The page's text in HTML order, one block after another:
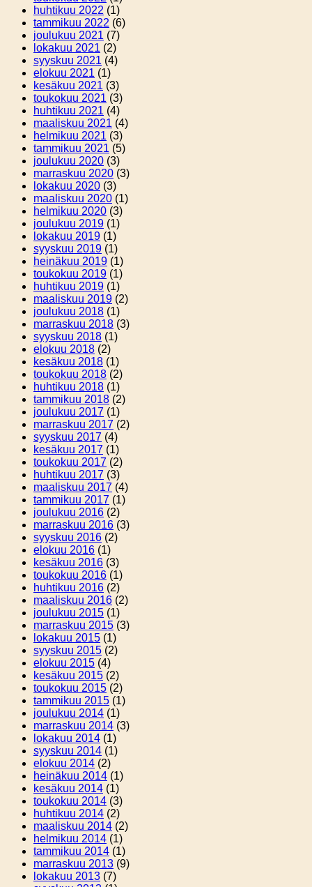
huhtikuu 2022 (1)
tammikuu 2022 (6)
joulukuu 2021 (7)
lokakuu 2021 (2)
syyskuu 2021 (4)
elokuu 2021 (1)
kesäkuu 2021 (3)
toukokuu 2021 (3)
huhtikuu 2021 (4)
maaliskuu 2021 (4)
helmikuu 2021 (3)
tammikuu 2021 (5)
joulukuu 2020 (3)
marraskuu 2020 (3)
lokakuu 2020 (3)
maaliskuu 2020 (1)
helmikuu 2020 (3)
joulukuu 2019 (1)
lokakuu 2019 (1)
syyskuu 2019 (1)
heinäkuu 2019 (1)
toukokuu 2019 (1)
huhtikuu 2019 (1)
maaliskuu 2019 (2)
joulukuu 2018 (1)
marraskuu 2018 (3)
syyskuu 2018 (1)
elokuu 2018 (2)
kesäkuu 2018 (1)
toukokuu 2018 (2)
huhtikuu 2018 (1)
tammikuu 2018 (2)
joulukuu 2017 (1)
marraskuu 2017 (2)
syyskuu 2017 (4)
kesäkuu 2017 (1)
toukokuu 2017 (2)
huhtikuu 2017 (3)
maaliskuu 2017 (4)
tammikuu 2017 (1)
joulukuu 2016 (2)
marraskuu 2016 (3)
syyskuu 2016 (2)
elokuu 2016 (1)
kesäkuu 2016 (3)
toukokuu 2016 (1)
huhtikuu 2016 (2)
maaliskuu 2016 (2)
joulukuu 2015 (1)
marraskuu 2015 (3)
lokakuu 2015 (1)
syyskuu 2015 (2)
elokuu 2015 (4)
kesäkuu 2015 (2)
toukokuu 2015 (2)
tammikuu 2015 (1)
joulukuu 2014 (1)
marraskuu 2014 (3)
lokakuu 2014 (1)
syyskuu 2014 (1)
elokuu 2014 (2)
heinäkuu 2014 (1)
kesäkuu 2014 (1)
toukokuu 2014 (3)
huhtikuu 2014 (2)
maaliskuu 2014 (2)
helmikuu 2014 (1)
tammikuu 2014 (1)
marraskuu 2013 (9)
lokakuu 2013 (7)